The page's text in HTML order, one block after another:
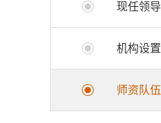
现任领导
机构设置
师资队伍